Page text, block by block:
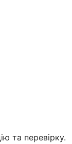
та перевірку.